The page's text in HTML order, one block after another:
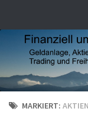
MARKIERT: